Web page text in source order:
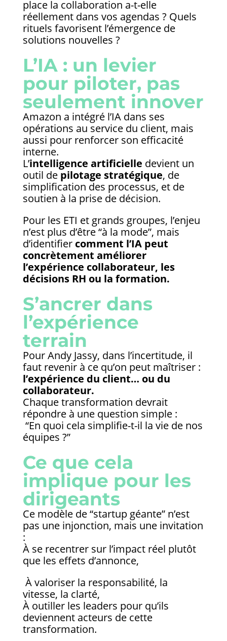
place la collaboration a-t-elle
réellement dans vos agendas ? Quels
rituels favorisent l’émergence de
solutions nouvelles ?
L’IA : un levier
pour piloter, pas
seulement innover
Amazon a intégré l’IA dans ses
opérations au service du client, mais
aussi pour renforcer son efficacité
interne.
L’intelligence artificielle devient un
outil de pilotage stratégique, de
simplification des processus, et de
soutien à la prise de décision.
Pour les ETI et grands groupes, l’enjeu
n’est plus d’être “à la mode”, mais
d’identifier comment l’IA peut
concrètement améliorer
l’expérience collaborateur, les
décisions RH ou la formation.
S’ancrer dans
l’expérience
terrain
Pour Andy Jassy, dans l’incertitude, il
faut revenir à ce qu’on peut maîtriser :
l’expérience du client… ou du
collaborateur.
Chaque transformation devrait
répondre à une question simple :
“En quoi cela simplifie-t-il la vie de nos
équipes ?”
Ce que cela
implique pour les
dirigeants
Ce modèle de “startup géante” n’est
pas une injonction, mais une invitation
:
À se recentrer sur l’impact réel plutôt
que les effets d’annonce,
À valoriser la responsabilité, la
vitesse, la clarté,
À outiller les leaders pour qu’ils
deviennent acteurs de cette
transformation.